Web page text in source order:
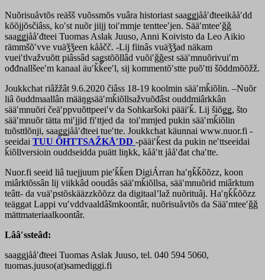
Nuõrisuåvtõs reäšš vuõssmõs vuâra historiast saaǥǥjååʹđteeikååʹdd
kõõjjõsčiâss, koʹst nuõr jiijj toiʹmmje tentteeʹjen. Sääʹmteeʹǧǧ
saaǥǥjååʹđteei Tuomas Aslak Juuso, Anni Koivisto da Leo Aikio
rämmšõʹvve vuäǯǯeen kååčč. -Lij fiinâs vuäǯǯad näkam
vueiʹtlvažvuõtt piâssâd saǥstõõllâd vuõiʹǧǧest sääʹmnuõrivuiʹm
ođđnallšeeʹm kanaal äuʹǩǩeeʹl, sij kommentõʹstte puõʹtti šõddmõõžž.
Joukkchat riâžžât 9.6.2020 čiâss 18-19 koolmin sääʹmǩiõlin. –Nuõr
liâ õuddmaallân määŋgsääʹmǩiõllsažvuõđâst ouddmiârkkân
sääʹmnuõri čeäʹppvuõttpeeiʹv da Sohkaršoki pääiʹǩ. Lij šiõǥǥ, što
sääʹmnuõr tätta miʹjjid fiʹttjed da toiʹmmjed pukin sääʹmǩiõlin
tuõsttlõnji, saaǥǥjååʹđteei tueʹtte. Joukkchat käunnai www.nuor.fi -
seeidai TUU ÕHTTSAŽKÅʹDD -pääiʹǩest da pukin neʹttseeidai
ǩiõllversioin ouddseidda puätt liŋkk, kååʹtt jååʹđat chaʹtte.
Nuor.fi seeid liâ tuejjuum pieʹǩǩen DigiÁrran haʹŋǩǩõõzz, koon
miârktõssân lij viikkâd ooudâs sääʹmǩiõllsa, sääʹmnuõrid miârktum
teâtt- da vuäʹpstõskääzzkõõzz da digitaalʼlaž nuõrituâj. Haʹŋǩǩõõzz
teäggat Lappi vuʹvddvaaldâšmkoontâr, nuõrisuåvtõs da Sääʹmteeʹǧǧ
mättmateriaalkoontâr.
Lââʹssteâđ:
saaggjååʹđteei Tuomas Aslak Juuso, tel. 040 594 5060,
tuomas.juuso(at)samediggi.fi